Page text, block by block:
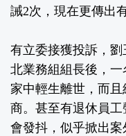
誡2次，現在更傳出
有立委接獲投訴，劉
北業務組組長後，
家中輕生離世，而
商。甚至有退休員
會發抖，似乎掀出案